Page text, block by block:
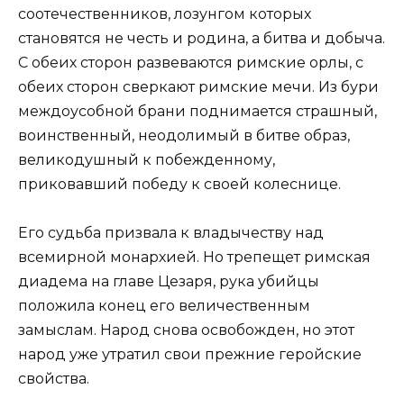
соотечественников, лозунгом которых
становятся не честь и родина, а битва и добыча.
С обеих сторон развеваются римские орлы, с
обеих сторон сверкают римские мечи. Из бури
междоусобной брани поднимается страшный,
воинственный, неодолимый в битве образ,
великодушный к побежденному,
приковавший победу к своей колеснице.
Его судьба призвала к владычеству над
всемирной монархией. Но трепещет римская
диадема на главе Цезаря, рука убийцы
положила конец его величественным
замыслам. Народ снова освобожден, но этот
народ уже утратил свои прежние геройские
свойства.